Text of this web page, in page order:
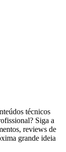
técnicos
Siga a
reviews de
grande ideia